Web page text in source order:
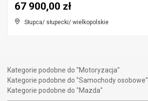
Słupca/ słupecki/ wielkopolskie
67 900,00 zł
Kategorie podobne do "Motoryzacja"
Kategorie podobne do "Samochody osobowe"
Kategorie podobne do "Mazda"